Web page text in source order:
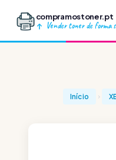
compramostoner.pt
Vender toner de forma
Início